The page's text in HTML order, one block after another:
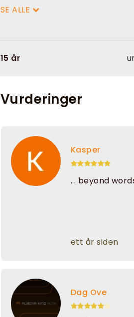
SE ALLE
15 år
Vurderinger
Kasper
... beyond
ett år siden
Dag Ove